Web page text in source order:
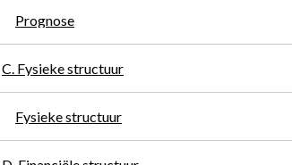
Prognose
C. Fysieke structuur
Fysieke structuur